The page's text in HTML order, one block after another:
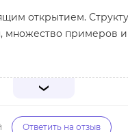
открытием.
множество примеров и
их применять на